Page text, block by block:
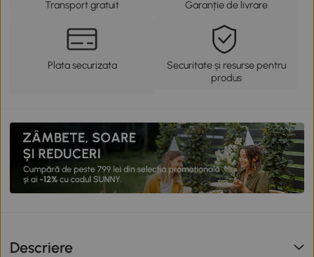
Transport gratuit Garanție de livrare
Plata securizata
Securitate și resurse pentru
produs
Descriere